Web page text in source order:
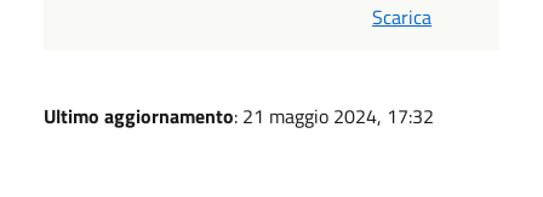
Scarica
Ultimo aggiornamento: 21 maggio 2024, 17:32